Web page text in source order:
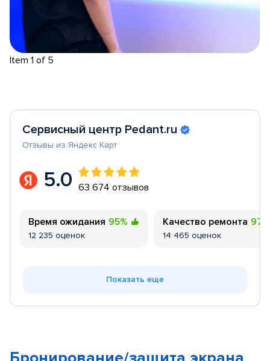
Item 1 of 5
Сервисный центр Pedant.ru
Отзывы из Яндекс Карт
5.0 63 674 отзывов
Время ожидания 95%
12 235 оценок
Качество ремонта 97%
14 465 оценок
Показать еще